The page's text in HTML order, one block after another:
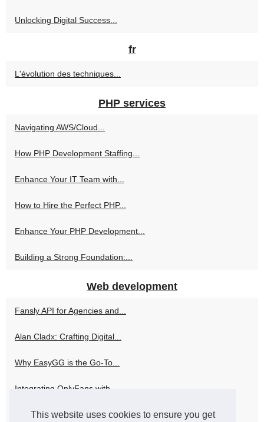
This website uses cookies to ensure you get
Unlocking Digital Success...
fr
L'évolution des techniques...
PHP services
Navigating AWS/Cloud...
How PHP Development Staffing...
Enhance Your IT Team with...
How to Hire the Perfect PHP...
Enhance Your PHP Development...
Building a Strong Foundation:...
Web development
Fansly API for Agencies and...
Alan Cladx: Crafting Digital...
Why EasyGG is the Go-To...
Integrating OnlyFans with...
How Skweezer Can Elevate Your...